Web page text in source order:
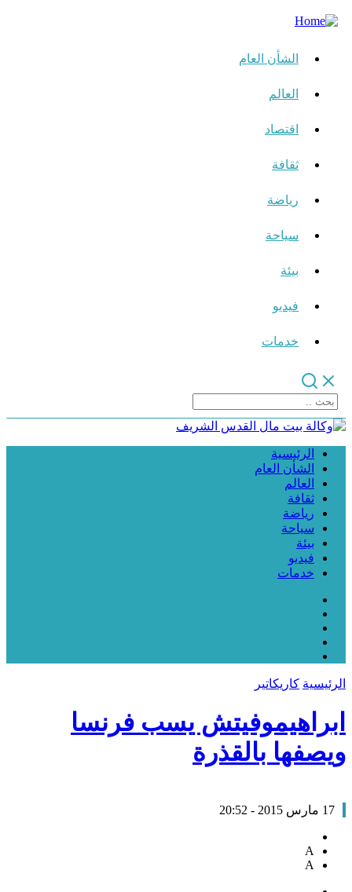
الشأن العام
العالم
اقتصاد
ثقافة
رياضة
سياحة
بيئة
فيديو
خدمات
الرئيسية
الشأن العام
العالم
ثقافة
رياضة
سياحة
بيئة
فيديو
خدمات
الرئيسية كاريكاتير
ابراهيموفيتش يسب فرنسا
ويصفها بالقذرة
17 مارس 2015 - 20:52
A
A